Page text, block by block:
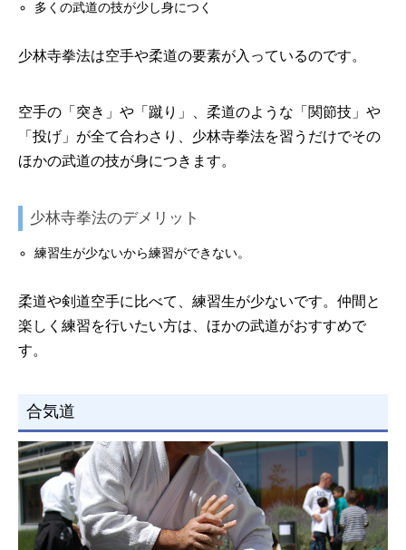
多くの武道の技が少し身につく
少林寺拳法は空手や柔道の要素が入っているのです。
空手の「突き」や「蹴り」、柔道のような「関節技」や
「投げ」が全て合わさり、少林寺拳法を習うだけでその
ほかの武道の技が身につきます。
少林寺拳法のデメリット
練習生が少ないから練習ができない。
柔道や剣道空手に比べて、練習生が少ないです。仲間と
楽しく練習を行いたい方は、ほかの武道がおすすめで
す。
合気道